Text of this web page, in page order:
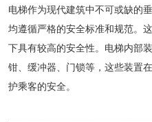
电梯作为现代建筑中不可或缺的
均遵循严格的安全标准和规范。
下具有较高的安全性。电梯内部
钳、缓冲器、门锁等，这些装置
护乘客的安全。